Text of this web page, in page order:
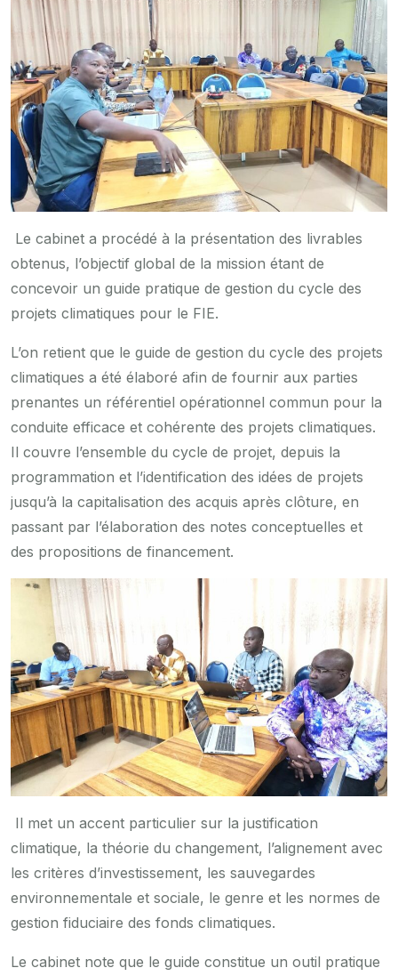
Le cabinet a procédé à la présentation des livrables
obtenus, l’objectif global de la mission étant de
concevoir un guide pratique de gestion du cycle des
projets climatiques pour le FIE.
L’on retient que le guide de gestion du cycle des projets
climatiques a été élaboré afin de fournir aux parties
prenantes un référentiel opérationnel commun pour la
conduite efficace et cohérente des projets climatiques.
Il couvre l’ensemble du cycle de projet, depuis la
programmation et l’identification des idées de projets
jusqu’à la capitalisation des acquis après clôture, en
passant par l’élaboration des notes conceptuelles et
des propositions de financement.
Il met un accent particulier sur la justification
climatique, la théorie du changement, l’alignement avec
les critères d’investissement, les sauvegardes
environnementale et sociale, le genre et les normes de
gestion fiduciaire des fonds climatiques.
Le cabinet note que le guide constitue un outil pratique